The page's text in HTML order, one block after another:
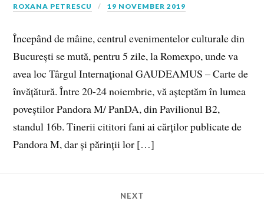
ROXANA PETRESCU 19 NOVEMBER 2019
Începând de mâine, centrul evenimentelor culturale din
București se mută, pentru 5 zile, la Romexpo, unde va
avea loc Târgul Internaţional GAUDEAMUS – Carte de
învățătură. Între 20-24 noiembrie, vă așteptăm în lumea
poveștilor Pandora M/ PanDA, din Pavilionul B2,
standul 16b. Tinerii cititori fani ai cărților publicate de
Pandora M, dar și părinții lor […]
NEXT